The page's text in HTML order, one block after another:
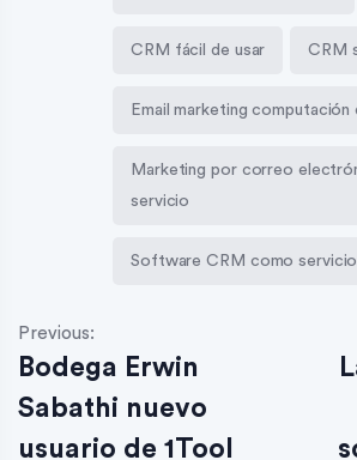
CRM fácil de usar CRM
Email marketing computación
Marketing por correo
servicio
Software CRM como servicio
Previous:
Bodega Erwin
Sabathi nuevo
usuario de 1Tool